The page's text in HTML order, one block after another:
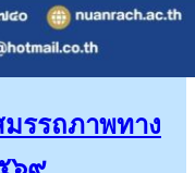
รรถภาพทาง
๖๙